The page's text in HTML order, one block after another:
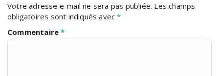
Votre adresse e-mail ne sera pas publiée. Les champs
obligatoires sont indiqués avec*
Commentaire*